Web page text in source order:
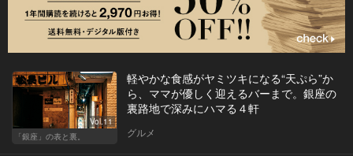
Vol.11
「銀座」の表と裏。
軽やかな食感がヤミツキになる“天ぷら”か
ら、ママが優しく迎えるバーまで。銀座の
裏路地で深みにハマる４軒
グルメ